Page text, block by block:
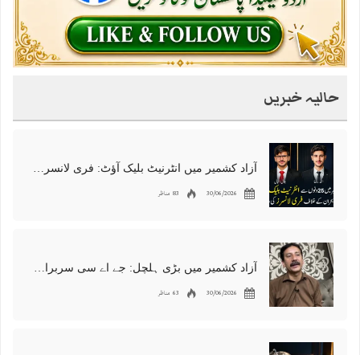
حالیہ خبریں
آزاد کشمیر میں انٹرنیٹ بلیک آؤٹ: فری لانسرز کا معاشی قتل، احتجاج شروع
30/06/2026 83 مناظر
آزاد کشمیر میں بڑی ہلچل: جے اے سی سربراہ شوکت نواز میر کی گرفتاری، دھرنا جاری
30/06/2026 63 مناظر